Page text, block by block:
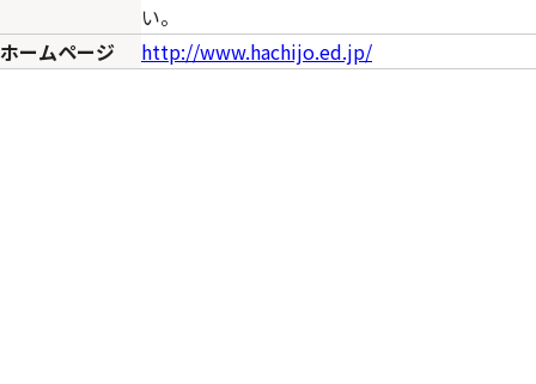
い。
ホームページ
http://www.hachijo.ed.jp/